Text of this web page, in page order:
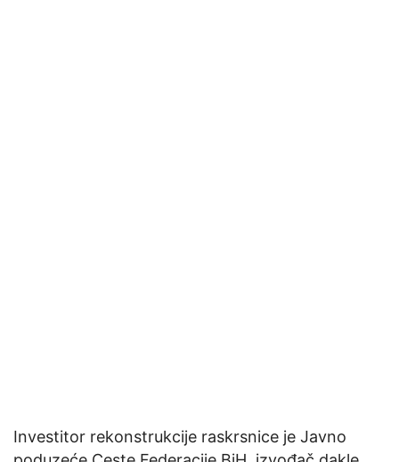
Investitor rekonstrukcije raskrsnice je Javno